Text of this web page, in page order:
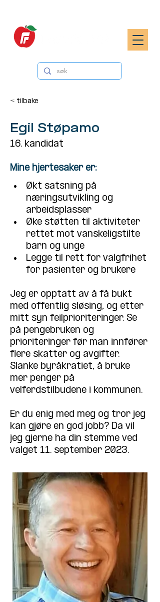
< tilbake
Egil Støpamo
16. kandidat
Mine hjertesaker er:
Økt satsning på
næringsutvikling og
arbeidsplasser
Øke støtten til aktiviteter
rettet mot vanskeligstilte
barn og unge
Legge til rett for valgfrihet
for pasienter og brukere
Jeg er opptatt av å få bukt
med offentlig sløsing, og etter
mitt syn feilprioriteringer. Se
på pengebruken og
prioriteringer før man innfører
flere skatter og avgifter.
Slanke byråkratiet, å bruke
mer penger på
velferdstilbudene i kommunen.
Er du enig med meg og tror jeg
kan gjøre en god jobb? Da vil
jeg gjerne ha din stemme ved
valget 11. september 2023.